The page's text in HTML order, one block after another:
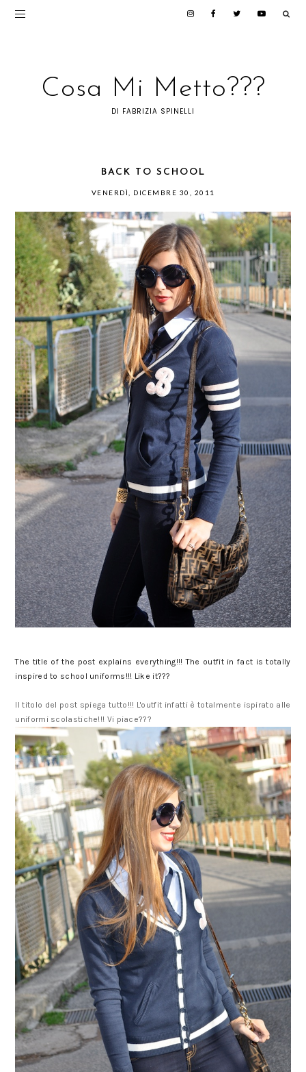
Cosa Mi Metto???
DI FABRIZIA SPINELLI
BACK TO SCHOOL
VENERDÌ, DICEMBRE 30, 2011
The title of the post explains everything!!! The outfit in fact is totally
inspired to school uniforms!!! Like it???
Il titolo del post spiega tutto!!! L'outfit infatti è totalmente ispirato alle
uniformi scolastiche!!! Vi piace???